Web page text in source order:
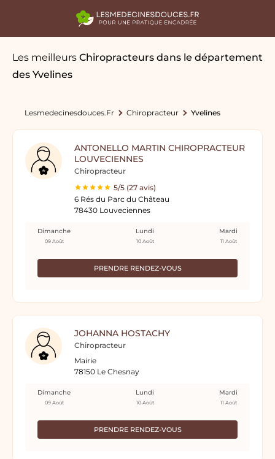
Les meilleurs Chiropracteurs dans le département
des Yvelines
Lesmedecinesdouces.fr Chiropracteur Yvelines
ANTONELLO MARTIN CHIROPRACTEUR
LOUVECIENNES
Chiropracteur
5/5 (27 avis)
6 Rés du Parc du Château
78430 Louveciennes
PRENDRE RENDEZ-VOUS
Dimanche
09 Août
Lundi
10 Août
Mardi
11 Août
JOHANNA HOSTACHY
Chiropracteur
Mairie
78150 Le Chesnay
PRENDRE RENDEZ-VOUS
Dimanche
09 Août
Lundi
10 Août
Mardi
11 Août